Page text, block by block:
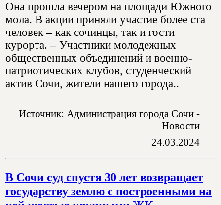
Она прошла вечером на площади Южного
мола. В акции приняли участие более ста
человек – как сочинцы, так и гости
курорта. – Участники молодежных
общественных объединений и военно-
патриотических клубов, студенческий
актив Сочи, жители нашего города..
Источник: Администрация города Сочи -
Новости
24.03.2024
В Сочи суд спустя 30 лет возвращает
государству землю с построенными на